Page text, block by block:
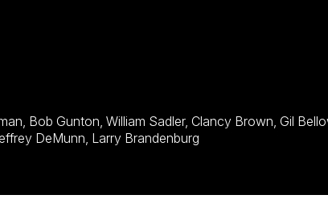
Mark Rolston, James Whitmore, Jeffrey DeMunn, Larry Brandenburg